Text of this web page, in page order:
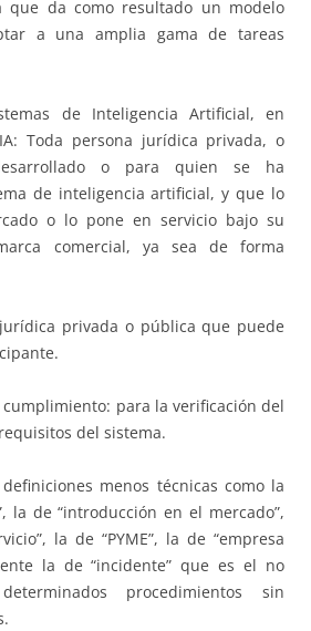
que da como resultado un modelo
a una amplia gama de tareas
de Inteligencia Artificial, en
Toda persona jurídica privada, o
o para quien se ha
de inteligencia artificial, y que lo
o lo pone en servicio bajo su
comercial, ya sea de forma
privada o pública que puede
para la verificación del
del sistema.
menos técnicas como la
la de “introducción en el mercado”,
la de “PYME”, la de “empresa
la de “incidente” que es el no
procedimientos sin